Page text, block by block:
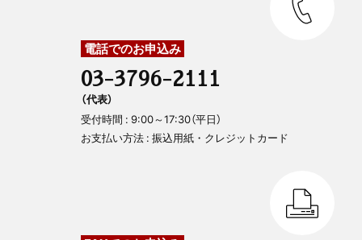
電話でのお申込み
03-3796-2111
（代表）
受付時間 : 9:00～17:30（平日）
お支払い方法 : 振込用紙・クレジットカード